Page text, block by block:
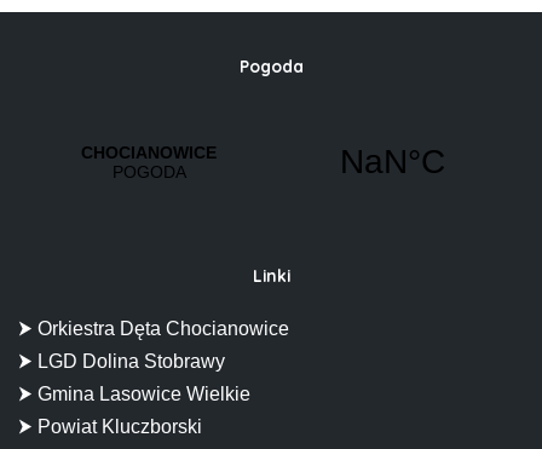
Pogoda
Linki
⮞ Orkiestra Dęta Chocianowice
⮞ LGD Dolina Stobrawy
⮞ Gmina Lasowice Wielkie
⮞ Powiat Kluczborski